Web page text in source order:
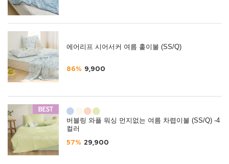
에어리프 시어서커 여름 홑이불 (SS/Q)
86% 9,900
버블링 와플 워싱 먼지없는 여름 차렵이불 (SS/Q) -4
컬러
57% 29,900